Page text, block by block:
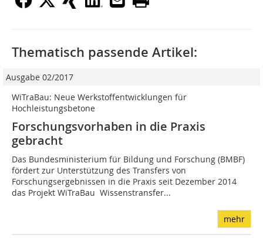
Thematisch passende Artikel:
Ausgabe 02/2017
WiTraBau: Neue Werkstoffentwicklungen für
Hochleistungsbetone
Forschungsvorhaben in die Praxis
gebracht
Das Bundesministerium für Bildung und Forschung (BMBF)
fördert zur Unterstützung des Transfers von
Forschungsergebnissen in die Praxis seit Dezember 2014
das Projekt WiTraBau  Wissenstransfer...
mehr